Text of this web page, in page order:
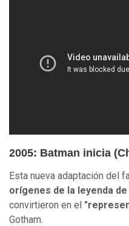
2005: Batman inicia
Esta nueva adaptación del
orígenes de la leyenda de
convirtieron en el
Gotham.